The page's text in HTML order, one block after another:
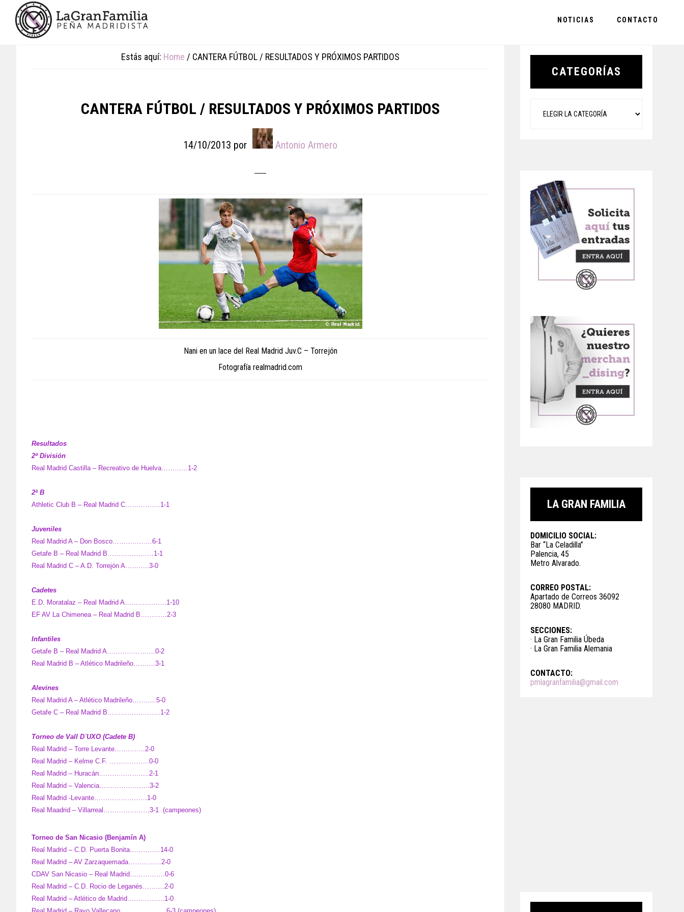
primary
footer
NOTICIAS CONTACTO
Estás aquí: Home / CANTERA FÚTBOL / RESULTADOS Y PRÓXIMOS PARTIDOS
CANTERA FÚTBOL / RESULTADOS Y PRÓXIMOS PARTIDOS
14/10/2013 por Antonio Armero
Nani en un lace del Real Madrid Juv.C – Torrejón
Fotografía realmadrid.com
Resultados
2ª División
Real Madrid Castilla – Recreativo de Huelva…………1-2
2ª B
Athletic Club B – Real Madrid C…………….1-1
Juveniles
Real Madrid A – Don Bosco………………6-1
Getafe B – Real Madrid B…………………1-1
Real Madrid C – A.D. Torrejón A………..3-0
Cadetes
E.D. Moratalaz – Real Madrid A……………….1-10
EF AV La Chimenea – Real Madrid B…………2-3
Infantiles
Getafe B – Real Madrid A………………….0-2
Real Madrid B – Atlético Madrileño……….3-1
Alevines
Real Madrid A – Atlético Madrileño………..5-0
Getafe C – Real Madrid B……………………1-2
Torneo de Vall D´UXO (Cadete B)
Real Madrid – Torre Levante…………..2-0
Real Madrid – Kelme C.F. ………………0-0
Real Madrid – Huracán…………………..2-1
Real Madrid – Valencia…………………..3-2
Real Madrid -Levante……………………1-0
Real Maadrid – Villarreal…………………3-1 (campeones)
Torneo de San Nicasio (Benjamín A)
Real Madrid – C.D. Puerta Bonita…………..14-0
Real Madrid – AV Zarzaquemada……………2-0
CDAV San Nicasio – Real Madrid…………….0-6
Real Madrid – C.D. Rocio de Leganés……….2-0
Real Madrid – Atlético de Madrid……………..1-0
Primary
CATEGORÍAS
LA GRAN FAMILIA
DOMICILIO SOCIAL:
Bar “La Celadilla”
Palencia, 45
Metro Alvarado.
CORREO POSTAL:
Apartado de Correos 36092
28080 MADRID.
SECCIONES:
· La Gran Familia Úbeda
· La Gran Familia Alemania
CONTACTO:
pmlagranfamilia@gmail.com